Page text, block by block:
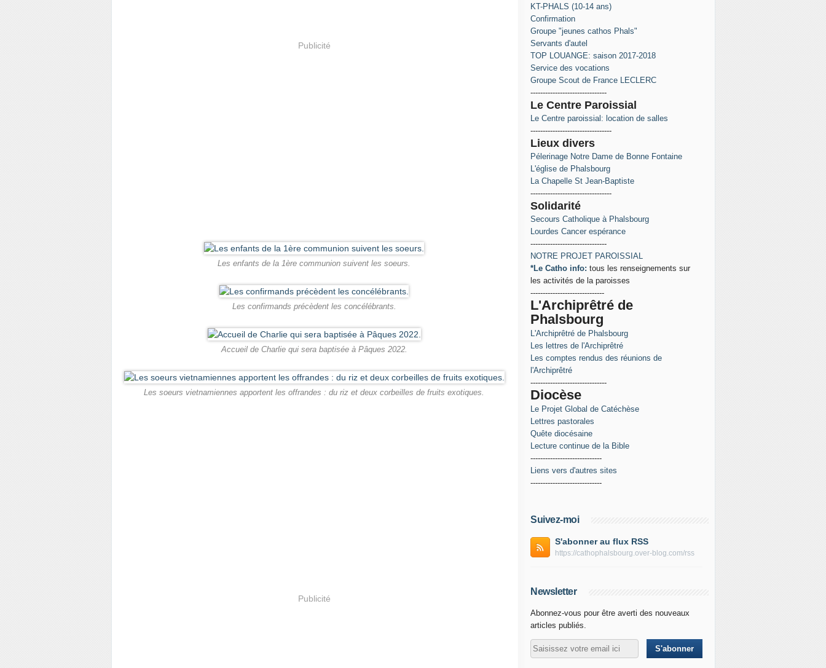
Publicité
Les enfants de la 1ère communion suivent les soeurs.
Les confirmands précèdent les concélébrants.
Accueil de Charlie qui sera baptisée à Pâques 2022.
Les soeurs vietnamiennes apportent les offrandes : du riz et deux corbeilles de fruits exotiques.
Publicité
KT-PHALS (10-14 ans)
Confirmation
Groupe "jeunes cathos Phals"
Servants d'autel
TOP LOUANGE: saison 2017-2018
Service des vocations
Groupe Scout de France LECLERC
-------------------------------
Le Centre Paroissial
Le Centre paroissial: location de salles
---------------------------------
Lieux divers
Pélerinage Notre Dame de Bonne Fontaine
L'église de Phalsbourg
La Chapelle St Jean-Baptiste
---------------------------------
Solidarité
Secours Catholique à Phalsbourg
Lourdes Cancer espérance
-------------------------------
NOTRE PROJET PAROISSIAL
*Le Catho info: tous les renseignements sur
les activités de la paroisses
------------------------------
L'Archiprêtré de
Phalsbourg
L'Archiprêtré de Phalsbourg
Les lettres de l'Archiprêtré
Les comptes rendus des réunions de
l'Archiprêtré
-------------------------------
Diocèse
Le Projet Global de Catéchèse
Lettres pastorales
Quête diocésaine
Lecture continue de la Bible
-----------------------------
Liens vers d'autres sites
-----------------------------
Suivez-moi
S'abonner au flux RSS
https://cathophalsbourg.over-blog.com/rss
Newsletter
Abonnez-vous pour être averti des nouveaux
articles publiés.